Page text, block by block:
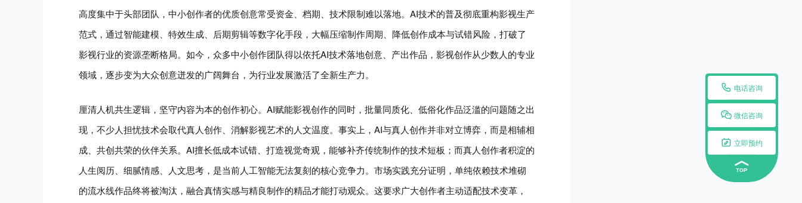
 电话咨询
 微信咨询
 立即预约
高度集中于头部团队，中小创作者的优质创意常受资金、档期、技术限制难以落地。AI技术的普及彻底重构影视生产
范式，通过智能建模、特效生成、后期剪辑等数字化手段，大幅压缩制作周期、降低创作成本与试错风险，打破了
影视行业的资源垄断格局。如今，众多中小创作团队得以依托AI技术落地创意、产出作品，影视创作从少数人的专业
领域，逐步变为大众创意迸发的广阔舞台，为行业发展激活了全新生产力。
厘清人机共生逻辑，坚守内容为本的创作初心。AI赋能影视创作的同时，批量同质化、低俗化作品泛滥的问题随之出
现，不少人担忧技术会取代真人创作、消解影视艺术的人文温度。事实上，AI与真人创作并非对立博弈，而是相辅相
成、共创共荣的伙伴关系。AI擅长低成本试错、打造视觉奇观，能够补齐传统制作的技术短板；而真人创作者积淀的
人生阅历、细腻情感、人文思考，是当前人工智能无法复刻的核心竞争力。市场实践充分证明，单纯依赖技术堆砌
的流水线作品终将被淘汰，融合真情实感与精良制作的精品才能打动观众。这要求广大创作者主动适配技术变革，